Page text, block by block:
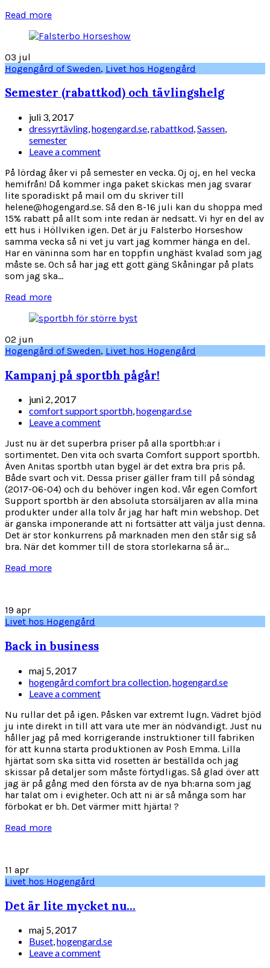
Read more
03 jul
Hogengård of Sweden, Livet hos Hogengård
Semester (rabattkod) och tävlingshelg
juli 3, 2017
dressyrtävling,hogengard.se,rabattkod,Sassen,
semester
Leave a comment
På lördag åker vi på semester en vecka. Oj oj, en hel vecka
hemifrån! Då kommer inga paket skickas men jag svarar
lite sporadiskt på mail om du skriver till
helene@hogengard.se. Så den 8-16 juli kan du shoppa med
15% rabatt på allt som inte redan är nedsatt. Vi hyr en del av
ett hus i Höllviken igen. Det är ju Falsterbo Horseshow
samma vecka så ni vet ju vart jag kommer hänga en del.
Har en väninna som har en toppfin unghäst kvalad som jag
måste se. Och så har jag ett gott gäng Skåningar på plats
som jag ska...
Read more
02 jun
Hogengård of Sweden, Livet hos Hogengård
Kampanj på sportbh pågår!
juni 2, 2017
comfort support sportbh,hogengard.se
Leave a comment
Just nu är det superbra priser på alla sportbh:ar i
sortimentet. Den vita och svarta Comfort support sportbh.
Även Anitas sportbh utan bygel är det extra bra pris på.
Både svart och vit. Dessa priser gäller fram till på söndag
(2017-06-04) och du behöver ingen kod. Vår egen Comfort
Support sportbh är den absoluta storsäljaren av alla mina
produkter under alla tolv år jag har haft min webshop. Det
är ganska imponerande att ni fortsätter att välja just denna.
Det är stor konkurrens på marknaden men den står sig så
bra. När det kommer till de stora storlekarna så är...
Read more
19 apr
Livet hos Hogengård
Back in business
maj 5, 2017
hogengård comfort bra collection,hogengard.se
Leave a comment
Nu rullar det på igen. Påsken var extremt lugn. Vädret bjöd
ju inte direkt in till att vara ute mer än nödvändigt. Just nu
håller jag på med korrigerande instruktioner till fabriken
för att kunna starta produktionen av Posh Emma. Lilla
hjärtat som ska sitta vid rosetten är beställda och jag
skissar på detaljer som måste förtydligas. Så glad över att
jag är på gång med den första av de nya bh:arna som jag
har talat om i evigheter. Och att ni är så många som har
förbokat er bh. Det värmer mitt hjärta! ?
Read more
11 apr
Livet hos Hogengård
Det är lite mycket nu…
maj 5, 2017
Buset,hogengard.se
Leave a comment